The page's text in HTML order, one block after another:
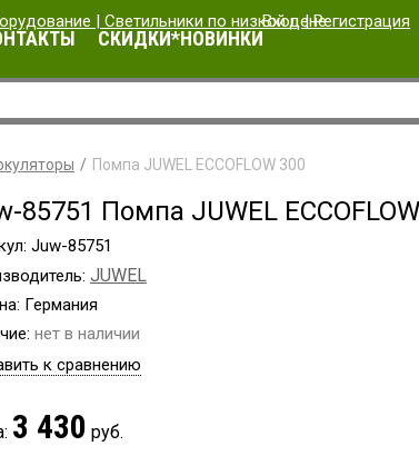
Вход|Регистрация
СКИДКИ*НОВИНКИ
Помпа JUWEL ECCOFLOW 300
85751 Помпа JUWEL
Juw-85751
JUWEL
Германия
нет в наличии
к сравнению
3 430 руб.